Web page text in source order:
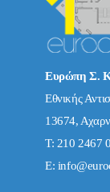
Ευρώπη Σ.
Εθνικής
13674,
Τ: 210 2467
E: